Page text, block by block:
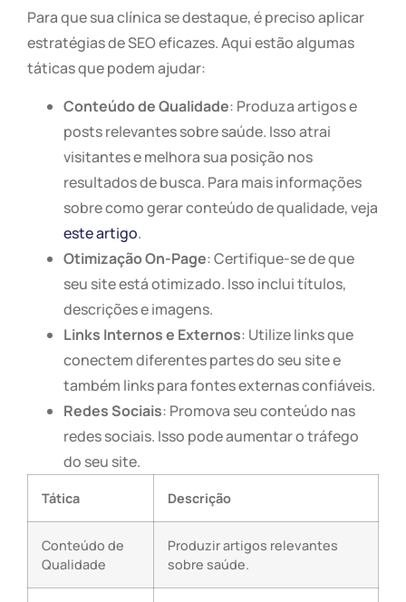
Para que sua clínica se destaque, é preciso aplicar
estratégias de SEO eficazes. Aqui estão algumas
táticas que podem ajudar:
Conteúdo de Qualidade: Produza artigos e
posts relevantes sobre saúde. Isso atrai
visitantes e melhora sua posição nos
resultados de busca. Para mais informações
sobre como gerar conteúdo de qualidade, veja
este artigo.
Otimização On-Page: Certifique-se de que
seu site está otimizado. Isso inclui títulos,
descrições e imagens.
Links Internos e Externos: Utilize links que
conectem diferentes partes do seu site e
também links para fontes externas confiáveis.
Redes Sociais: Promova seu conteúdo nas
redes sociais. Isso pode aumentar o tráfego
do seu site.
Tática Descrição
Conteúdo de
Qualidade
Produzir artigos relevantes
sobre saúde.